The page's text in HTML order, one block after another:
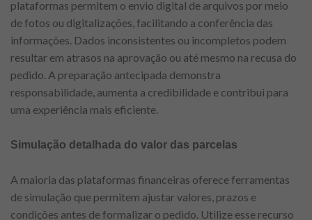
plataformas permitem o envio digital de arquivos por meio
de fotos ou digitalizações, facilitando a conferência das
informações. Dados inconsistentes ou incompletos podem
resultar em atrasos na aprovação ou até mesmo na recusa do
pedido. A preparação antecipada demonstra
responsabilidade, aumenta a credibilidade e contribui para
uma experiência mais eficiente.
Simulação detalhada do valor das parcelas
A maioria das plataformas financeiras oferece ferramentas
de simulação que permitem ajustar valores, prazos e
condições antes de formalizar o pedido. Utilize esse recurso